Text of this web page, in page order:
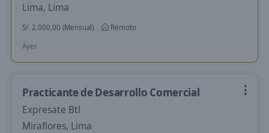
Lima, Lima
S/. 2.000,00 (Mensual)
Remoto
Ayer
Practicante de Desarrollo Comercial
Expresate Btl
Miraflores, Lima